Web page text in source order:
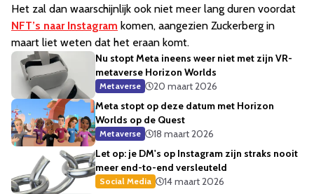
Het zal dan waarschijnlijk ook niet meer lang duren voordat
NFT’s naar Instagram komen, aangezien Zuckerberg in
maart liet weten dat het eraan komt.
Nu stopt Meta ineens weer niet met zijn VR-
metaverse Horizon Worlds
Metaverse
20 maart 2026
Meta stopt op deze datum met Horizon
Worlds op de Quest
Metaverse
18 maart 2026
Let op: je DM's op Instagram zijn straks nooit
meer end-to-end versleuteld
Social Media
14 maart 2026